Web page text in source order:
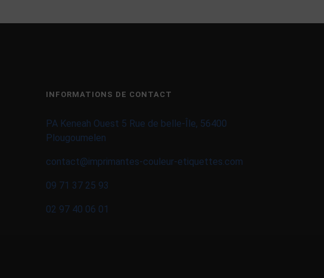
INFORMATIONS DE CONTACT
PA Keneah Ouest 5 Rue de belle-Île, 56400
Plougoumelen
contact@imprimantes-couleur-etiquettes.com
09 71 37 25 93
02 97 40 06 01